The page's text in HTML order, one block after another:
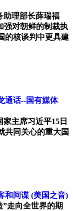
助理部长薛瑞福
强对朝鲜的制裁执
的核谈判中更具建
通话--国有媒体
主席习近平15日
共同关心的重大国
和间谍 (美国之音)
走向全世界的期